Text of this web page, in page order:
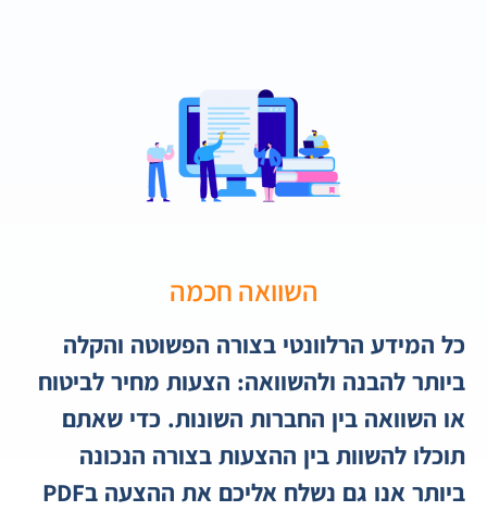
השוואה חכמה
כל המידע הרלוונטי בצורה הפשוטה והקלה
ביותר להבנה ולהשוואה: הצעות מחיר לביטוח
או השוואה בין החברות השונות. כדי שאתם
תוכלו להשוות בין ההצעות בצורה הנכונה
ביותר אנו גם נשלח אליכם את ההצעה בPDF